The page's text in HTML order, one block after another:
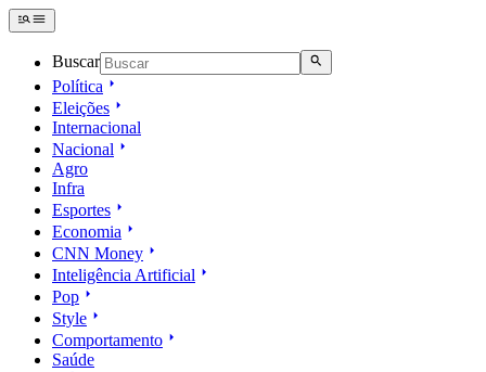
Buscar
Política
Eleições
Internacional
Nacional
Agro
Infra
Esportes
Economia
CNN Money
Inteligência Artificial
Pop
Style
Comportamento
Saúde